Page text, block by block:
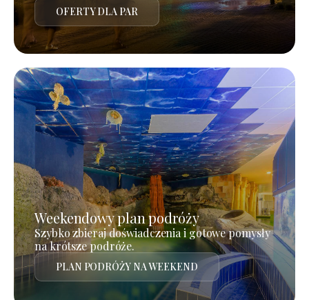
OFERTY DLA PAR
Weekendowy plan podróży
Szybko zbieraj doświadczenia i gotowe pomysły
na krótsze podróże.
PLAN PODRÓŻY NA WEEKEND